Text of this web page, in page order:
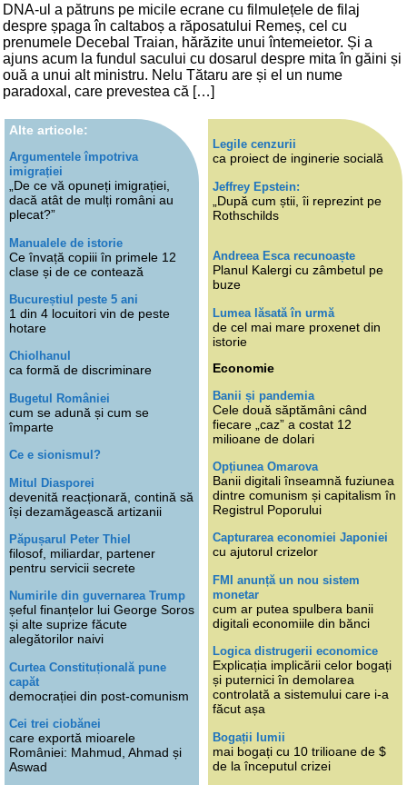
DNA-ul a pătruns pe micile ecrane cu filmulețele de filaj
despre șpaga în caltaboș a răposatului Remeș, cel cu
prenumele Decebal Traian, hărăzite unui întemeietor. Și a
ajuns acum la fundul sacului cu dosarul despre mita în găini și
ouă a unui alt ministru. Nelu Tătaru are și el un nume
paradoxal, care prevestea că […]
Alte articole:
Argumentele împotriva
imigrației
„De ce vă opuneți imigrației,
dacă atât de mulți români au
plecat?”
Manualele de istorie
Ce învață copiii în primele 12
clase și de ce contează
Bucureștiul peste 5 ani
1 din 4 locuitori vin de peste
hotare
Chiolhanul
ca formă de discriminare
Bugetul României
cum se adună și cum se
împarte
Ce e sionismul?
Mitul Diasporei
devenită reacționară, contină să
își dezamăgească artizanii
Păpușarul Peter Thiel
filosof, miliardar, partener
pentru servicii secrete
Numirile din guvernarea Trump
șeful finanțelor lui George Soros
și alte suprize făcute
alegătorilor naivi
Curtea Constituțională pune
capăt
democrației din post-comunism
Cei trei ciobănei
care exportă mioarele
României: Mahmud, Ahmad și
Aswad
Legile cenzurii
ca proiect de inginerie socială
Jeffrey Epstein:
„După cum știi, îi reprezint pe
Rothschilds
Andreea Esca recunoaște
Planul Kalergi cu zâmbetul pe
buze
Lumea lăsată în urmă
de cel mai mare proxenet din
istorie
Economie
Banii și pandemia
Cele două săptămâni când
fiecare „caz” a costat 12
milioane de dolari
Opțiunea Omarova
Banii digitali înseamnă fuziunea
dintre comunism și capitalism în
Registrul Poporului
Capturarea economiei Japoniei
cu ajutorul crizelor
FMI anunță un nou sistem
monetar
cum ar putea spulbera banii
digitali economiile din bănci
Logica distrugerii economice
Explicația implicării celor bogați
și puternici în demolarea
controlată a sistemului care i-a
făcut așa
Bogații lumii
mai bogați cu 10 trilioane de $
de la începutul crizei